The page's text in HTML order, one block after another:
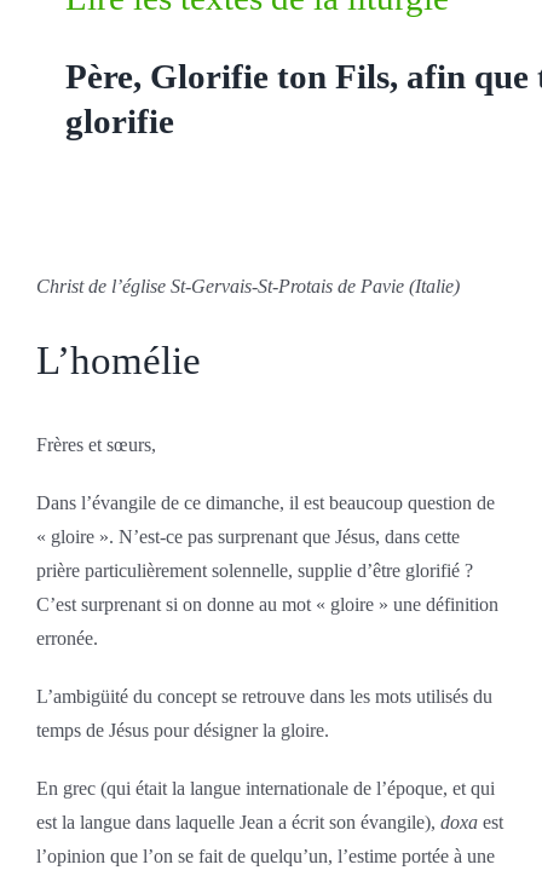
Père, Glorifie ton Fils, afin que
glorifie
Christ de l’église St-Gervais-St-Protais de Pavie (Italie)
L’homélie
Frères et sœurs,
Dans l’évangile de ce dimanche, il est beaucoup question de
« gloire ». N’est-ce pas surprenant que Jésus, dans cette
prière particulièrement solennelle, supplie d’être glorifié ?
C’est surprenant si on donne au mot « gloire » une définition
erronée.
L’ambigüité du concept se retrouve dans les mots utilisés du
temps de Jésus pour désigner la gloire.
En grec (qui était la langue internationale de l’époque, et qui
est la langue dans laquelle Jean a écrit son évangile), doxaest
l’opinion que l’on se fait de quelqu’un, l’estime portée à une